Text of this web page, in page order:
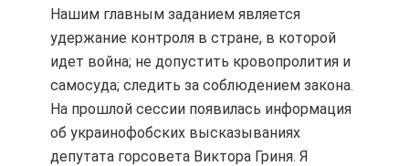
Нашим главным заданием является
удержание контроля в стране, в которой
идет война; не допустить кровопролития и
самосуда; следить за соблюдением закона.
На прошлой сессии появилась информация
об украинофобских высказываниях
депутата горсовета Виктора Гриня. Я